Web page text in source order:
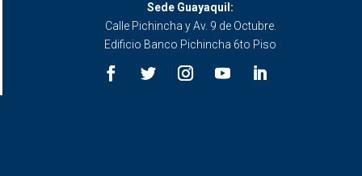
Sede Guayaquil:
Calle Pichincha y Av. 9 de Octubre.
Edificio Banco Pichincha 6to Piso